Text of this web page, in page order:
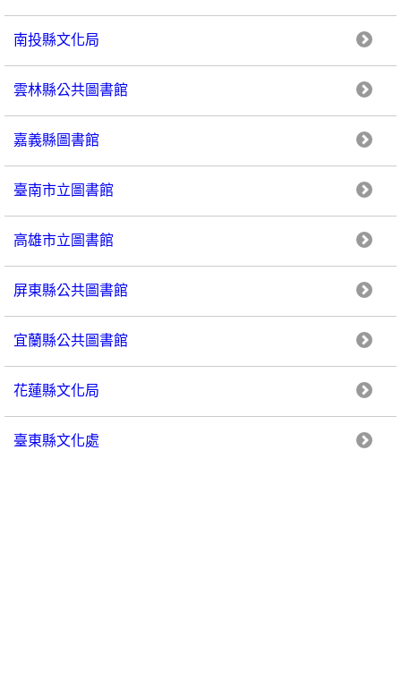
南投縣文化局
雲林縣公共圖書館
嘉義縣圖書館
臺南市立圖書館
高雄市立圖書館
屏東縣公共圖書館
宜蘭縣公共圖書館
花蓮縣文化局
臺東縣文化處